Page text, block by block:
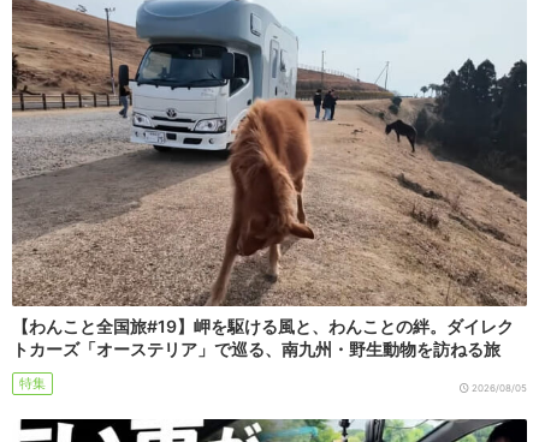
【わんこと全国旅#19】岬を駆ける風と、わんことの絆。ダイレク
トカーズ「オーステリア」で巡る、南九州・野生動物を訪ねる旅
特集 2026/08/05